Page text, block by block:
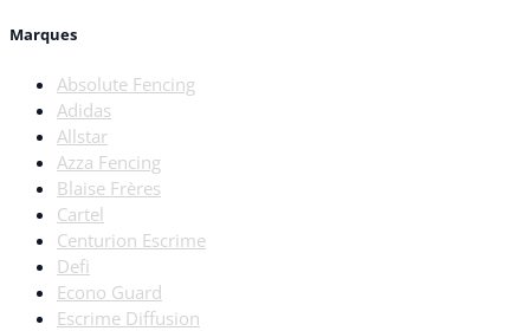
Marques
Absolute Fencing
Adidas
Allstar
Azza Fencing
Blaise Frères
Cartel
Centurion Escrime
Defi
Econo Guard
Escrime Diffusion